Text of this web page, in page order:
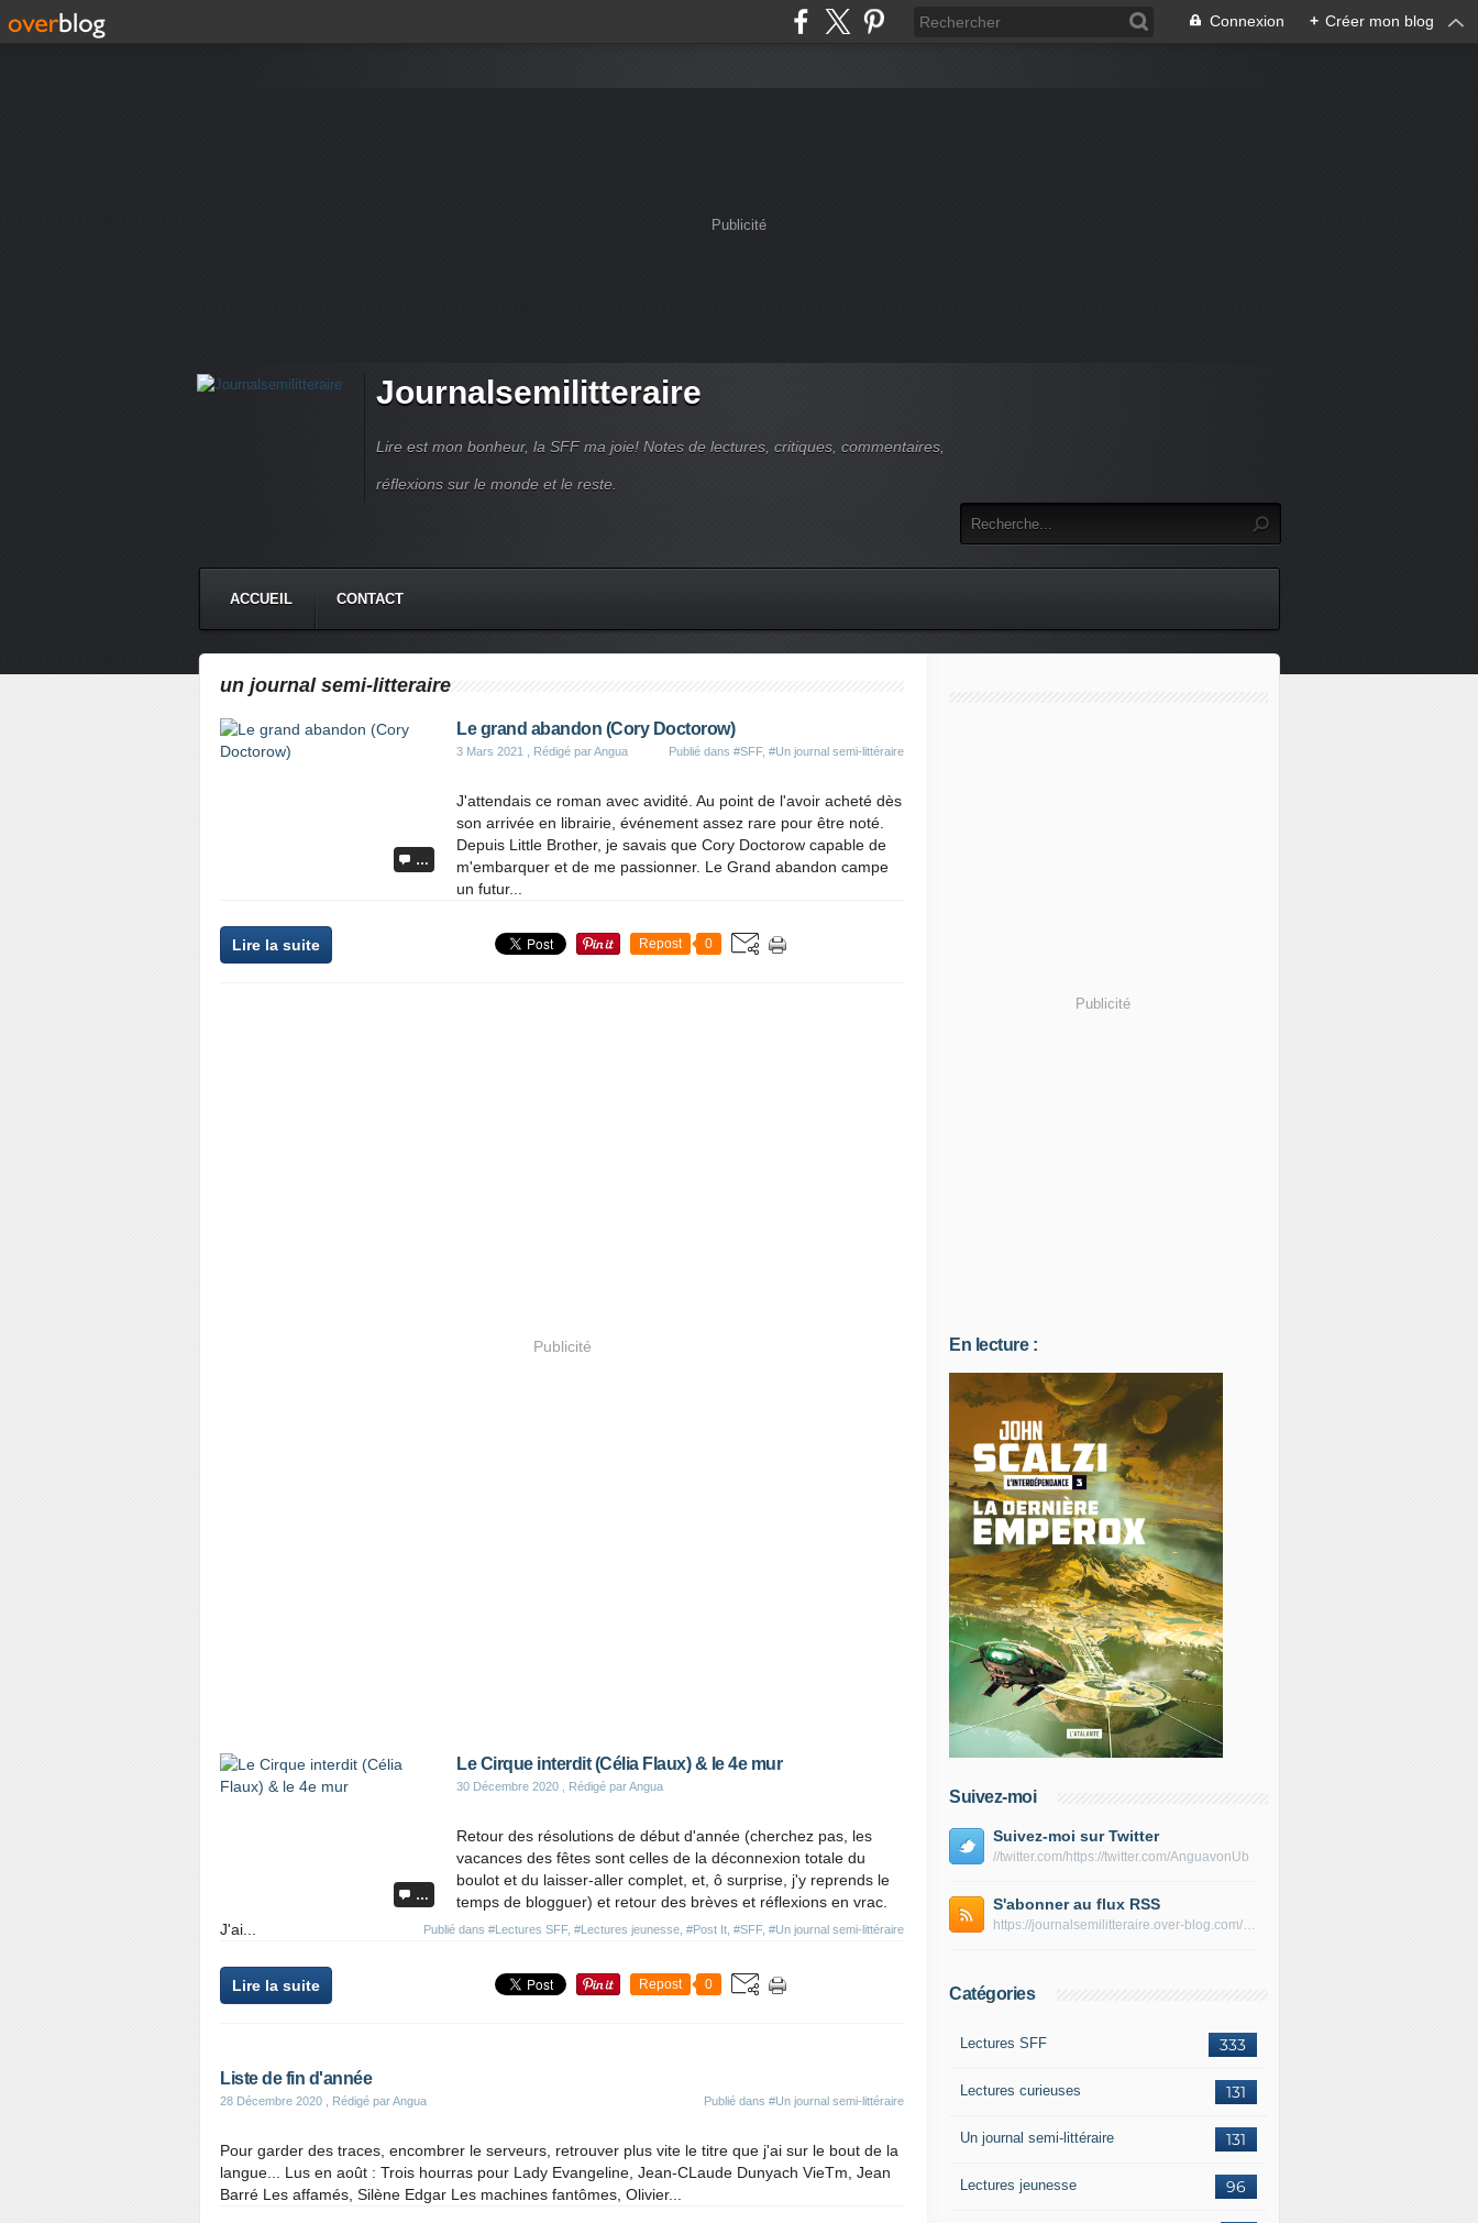
Connexion + Créer mon blog
Publicité
Journalsemilitteraire
Lire est mon bonheur, la SFF ma joie! Notes de lectures, critiques, commentaires,
réflexions sur le monde et le reste.
ACCUEIL CONTACT
un journal semi-litteraire
…
Le grand abandon (Cory Doctorow)
3 Mars 2021 , Rédigé par Angua Publié dans #SFF, #Un journal semi-littéraire
J'attendais ce roman avec avidité. Au point de l'avoir acheté dès
son arrivée en librairie, événement assez rare pour être noté.
Depuis Little Brother, je savais que Cory Doctorow capable de
m'embarquer et de me passionner. Le Grand abandon campe
un futur...
Lire la suite Repost 0
Publicité
…
Le Cirque interdit (Célia Flaux) & le 4e mur
30 Décembre 2020 , Rédigé par Angua
Publié dans #Lectures SFF, #Lectures jeunesse #Post It #SFF, #Un journal semi-littéraire
Retour des résolutions de début d'année (cherchez pas, les
vacances des fêtes sont celles de la déconnexion totale du
boulot et du laisser-aller complet, et, ô surprise, j'y reprends le
temps de blogguer) et retour des brèves et réflexions en vrac.
J'ai...
Lire la suite Repost 0
Liste de fin d'année
28 Décembre 2020 , Rédigé par Angua Publié dans #Un journal semi-littéraire
Pour garder des traces, encombrer le serveurs, retrouver plus vite le titre que j'ai sur le bout de la
langue... Lus en août : Trois hourras pour Lady Evangeline, Jean-CLaude Dunyach VieTm, Jean
Barré Les affamés, Silène Edgar Les machines fantômes, Olivier...
Publicité
En lecture :
Suivez-moi
Suivez-moi sur Twitter
//twitter.com/https://twitter.com/AnguavonUb
S'abonner au flux RSS
https://journalsemilitteraire.over-blog.com/rss
Catégories
333
Lectures SFF
131
Lectures curieuses
131
Un journal semi-littéraire
96
Lectures jeunesse